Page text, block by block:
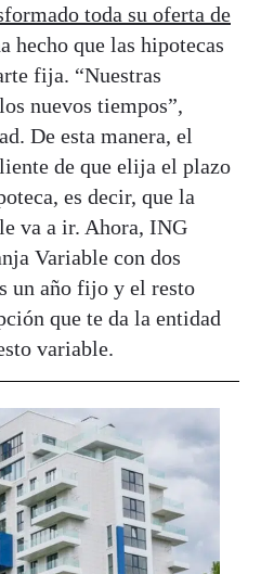
toda su oferta de
hecho que las hipotecas
fija. “Nuestras
nuevos tiempos”,
De esta manera, el
de que elija el plazo
es decir, que la
va a ir. Ahora, ING
Variable con dos
un año fijo y el resto
que te da la entidad
variable.